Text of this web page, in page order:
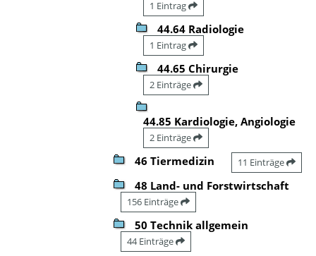
1 Eintrag
44.64 Radiologie
1 Eintrag
44.65 Chirurgie
2 Einträge
44.85 Kardiologie, Angiologie
2 Einträge
46 Tiermedizin 11 Einträge
48 Land- und Forstwirtschaft
156 Einträge
50 Technik allgemein
44 Einträge